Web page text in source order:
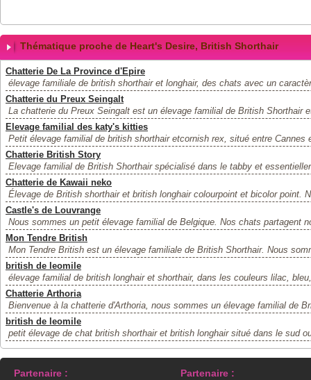
Thématique proche de Heart's Desire, British Shorthair
Chatterie De La Province d'Epire
élevage familiale de british shorthair et longhair, des chats avec un
Chatterie du Preux Seingalt
La chatterie du Preux Seingalt est un élevage familial de British Shorthair
Elevage familial des katy's kitties
Petit élevage familial de british shorthair etcornish rex, situé entre Cannes
Chatterie British Story
Elevage familial de British Shorthair spécialisé dans le tabby et
Chatterie de Kawaii neko
Élevage de British shorthair et british longhair colourpoint et bicolor point.
Castle's de Louvrange
Nous sommes un petit élevage familial de Belgique. Nos chats partagent
Mon Tendre British
Mon Tendre British est un élevage familiale de British Shorthair. Nous
british de leomile
élevage familial de british longhair et shorthair, dans les couleurs lilac,
Chatterie Arthoria
Bienvenue à la chatterie d'Arthoria, nous sommes un élevage familial de
british de leomile
petit élevage de chat british shorthair et british longhair situé dans le sud
Partenaire : Partenaire :